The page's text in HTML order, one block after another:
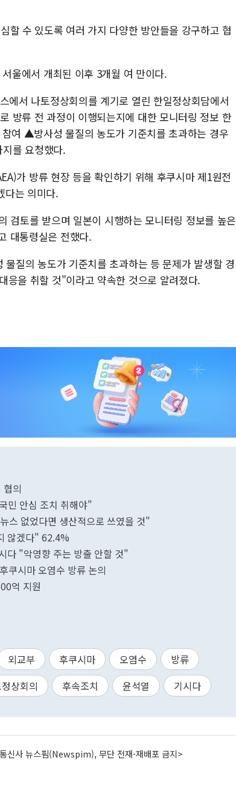
할 수 있도록 여러 가지 다양한 방안들을 강구하고 협
울에서 개최된 이후 3개월 여 만이다.
에서 나토정상회의를 계기로 열린 한일정상회담에서
방류 전 과정이 이행되는지에 대한 모니터링 정보 한
여 ▲방사성 물질의 농도가 기준치를 초과하는 경우
를 요청했다.
가 방류 현장 등을 확인하기 위해 후쿠시마 제1원전
다는 의미다.
검토를 받으며 일본이 시행하는 모니터링 정보를 높은
대통령실은 전했다.
질의 농도가 기준치를 초과하는 등 문제가 발생할 경
응을 취할 것"이라고 약속한 것으로 알려졌다.
협의
민 안심 조치 취해야"
스 없었다면 생산적으로 쓰였을 것"
않겠다" 62.4%
다 "악영향 주는 방출 안할 것"
쿠시마 오염수 방류 논의
억 지원
외교부 후쿠시마 오염수
방류
상회의 후속조치 윤석열 기시다
신사 뉴스핌(Newspim), 무단 전재-재배포 금지>